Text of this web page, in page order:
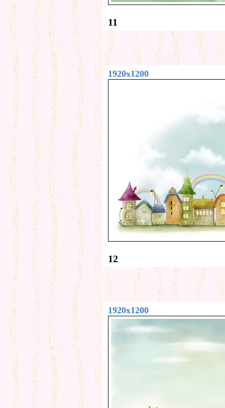
11
1920x1200
12
1920x1200